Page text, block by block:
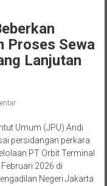
Proses Sewa
Lanjutan
Umum (JPU) Andi
persidangan perkara
PT Orbit Terminal
2026 di
Negeri Jakarta